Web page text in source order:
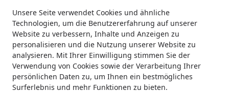
Unsere Seite verwendet Cookies und ähnliche
Technologien, um die Benutzererfahrung auf unserer
Website zu verbessern, Inhalte und Anzeigen zu
personalisieren und die Nutzung unserer Website zu
analysieren. Mit Ihrer Einwilligung stimmen Sie der
Verwendung von Cookies sowie der Verarbeitung Ihrer
persönlichen Daten zu, um Ihnen ein bestmögliches
Surferlebnis und mehr Funktionen zu bieten.
Suchen
Startseite
Katze Snacks animonda Vom Feinsten Mini Love Bites
animonda Vom Feinsten Mini Love
Bites